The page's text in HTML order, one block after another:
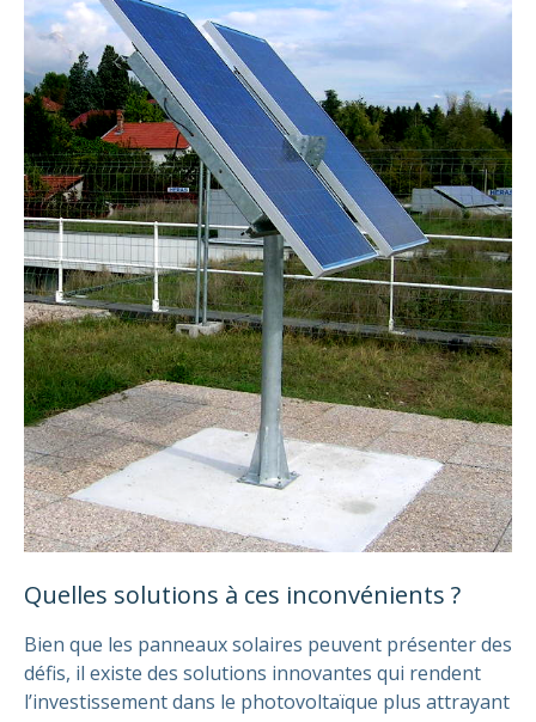
Quelles solutions à ces inconvénients ?
Bien que les panneaux solaires peuvent présenter des
défis, il existe des solutions innovantes qui rendent
l’investissement dans le photovoltaïque plus attrayant